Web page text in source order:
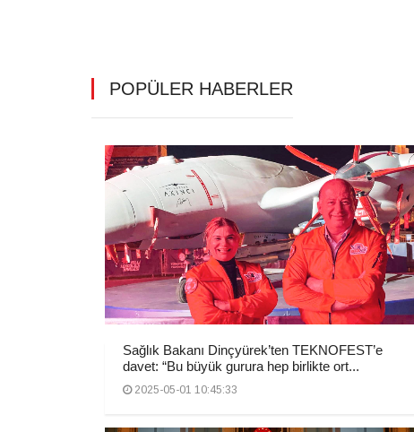
POPÜLER HABERLER
Sağlık Bakanı Dinçyürek’ten TEKNOFEST’e
davet: “Bu büyük gurura hep birlikte ort...
2025-05-01 10:45:33